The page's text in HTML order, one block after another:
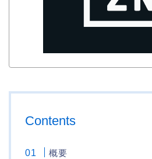
Contents
概要